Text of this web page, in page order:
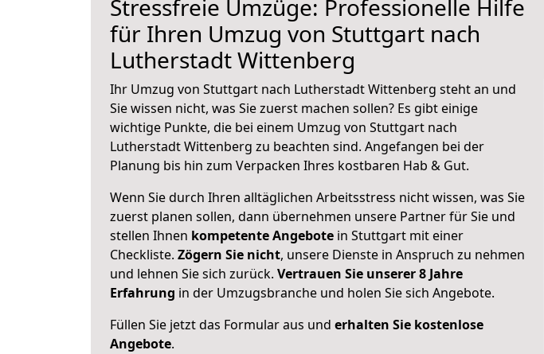
Stressfreie Umzüge: Professionelle Hilfe
für Ihren Umzug von Stuttgart nach
Lutherstadt Wittenberg
Ihr Umzug von Stuttgart nach Lutherstadt Wittenberg steht an und
Sie wissen nicht, was Sie zuerst machen sollen? Es gibt einige
wichtige Punkte, die bei einem Umzug von Stuttgart nach
Lutherstadt Wittenberg zu beachten sind. Angefangen bei der
Planung bis hin zum Verpacken Ihres kostbaren Hab & Gut.
Wenn Sie durch Ihren alltäglichen Arbeitsstress nicht wissen, was Sie
zuerst planen sollen, dann übernehmen unsere Partner für Sie und
stellen Ihnen kompetente Angebote in Stuttgart mit einer
Checkliste. Zögern Sie nicht, unsere Dienste in Anspruch zu nehmen
und lehnen Sie sich zurück. Vertrauen Sie unserer 8 Jahre
Erfahrung in der Umzugsbranche und holen Sie sich Angebote.
Füllen Sie jetzt das Formular aus und erhalten Sie kostenlose
Angebote.